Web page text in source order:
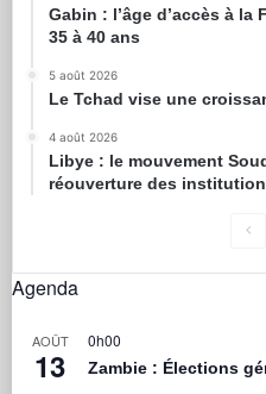
Gabin : l’âge d’accès à
35 à 40 ans
5 août 2026
Le Tchad vise une
4 août 2026
Libye : le mouvement
réouverture des
Agenda
AOÛT
13
0h00
Zambie : Élections